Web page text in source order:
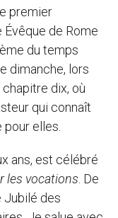
premier
de Rome
du temps
dimanche, lors
chapitre dix, où
qui connaît
elles.
ans, est célébré
les vocations . De
Jubilé des